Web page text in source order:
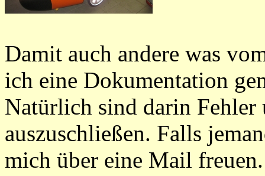
Damit auch andere was
ich eine Dokumentation
Natürlich sind darin
auszuschließen. Falls
mich über eine Mail freuen.